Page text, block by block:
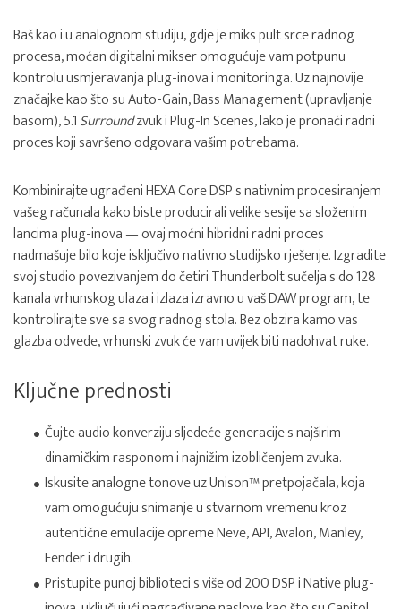
Baš kao i u analognom studiju, gdje je miks pult srce radnog
procesa, moćan digitalni mikser omogućuje vam potpunu
kontrolu usmjeravanja plug-inova i monitoringa. Uz najnovije
značajke kao što su Auto-Gain, Bass Management (upravljanje
basom), 5.1Surroundzvuk i Plug-In Scenes, lako je pronaći radni
proces koji savršeno odgovara vašim potrebama.
Kombinirajte ugrađeni HEXA Core DSP s nativnim procesiranjem
vašeg računala kako biste producirali velike sesije sa složenim
lancima plug-inova — ovaj moćni hibridni radni proces
nadmašuje bilo koje isključivo nativno studijsko rješenje. Izgradite
svoj studio povezivanjem do četiri Thunderbolt sučelja s do 128
kanala vrhunskog ulaza i izlaza izravno u vaš DAW program, te
kontrolirajte sve sa svog radnog stola. Bez obzira kamo vas
glazba odvede, vrhunski zvuk će vam uvijek biti nadohvat ruke.
Ključne prednosti
Čujte audio konverziju sljedeće generacije s najširim
dinamičkim rasponom i najnižim izobličenjem zvuka.
Iskusite analogne tonove uz Unison™ pretpojačala, koja
vam omogućuju snimanje u stvarnom vremenu kroz
autentične emulacije opreme Neve, API, Avalon, Manley,
Fender i drugih.
Pristupite punoj biblioteci s više od 200 DSP i Native plug-